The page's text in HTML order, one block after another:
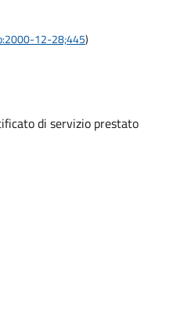
12-28;445)
di servizio prestato